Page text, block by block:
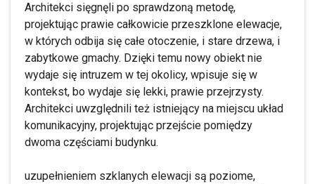
Architekci sięgnęli po sprawdzoną metodę,
projektując prawie całkowicie przeszklone elewacje,
w których odbija się całe otoczenie, i stare drzewa, i
zabytkowe gmachy. Dzięki temu nowy obiekt nie
wydaje się intruzem w tej okolicy, wpisuje się w
kontekst, bo wydaje się lekki, prawie przejrzysty.
Architekci uwzględnili też istniejący na miejscu układ
komunikacyjny, projektując przejście pomiędzy
dwoma częściami budynku.
uzupełnieniem szklanych elewacji są poziome,